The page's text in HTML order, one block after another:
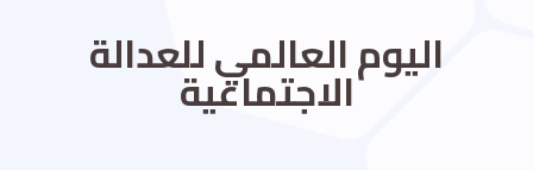
اليوم العالمي للعدالة
الاجتماعية